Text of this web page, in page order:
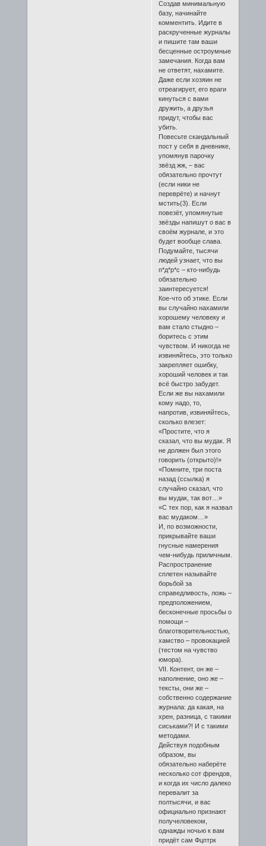
Создав минимальную
базу, начинайте
комментить. Идите в
раскрученные журналы
и пишите там ваши
бесценные остроумные
замечания. Когда вам
не ответят, нахамите.
Даже если хозяин не
отреагирует, его враги
кинуться с вами
дружить, а друзья
придут, чтобы вас
убить.
Повесьте скандальный
пост у себя в дневнике,
упомянув парочку
звёзд жж, – вас
обязательно прочтут
(если ники не
переврёте) и начнут
мстить(3). Если
повезёт, упомянутые
звёзды напишут о вас в
своём журнале, и это
будет вообще слава.
Подумайте, тысячи
людей узнает, что вы
п*д*р*с – кто-нибудь
обязательно
заинтересуется!
Кое-что об этике. Если
вы случайно нахамили
хорошему человеку и
вам стало стыдно –
боритесь с этим
чувством. И никогда не
извиняйтесь, это только
закрепляет ошибку,
хороший человек и так
всё быстро забудет.
Если же вы нахамили
кому надо, то,
напротив, извиняйтесь,
сколько влезет:
«Простите, что я
сказал, что вы мудак. Я
не должен был этого
говорить (открыто)!»
«Помните, три поста
назад (ссылка) я
случайно сказал, что
вы мудак, так вот…»
«С тех пор, как я назвал
вас мудаком…»
И, по возможности,
прикрывайте ваши
гнусные намерения
чем-нибудь приличным.
Распространение
сплетен называйте
борьбой за
справедливость, ложь –
предположением,
бесконечные просьбы о
помощи –
благотворительностью,
хамство – провокацией
(тестом на чувство
юмора).
VII. Контент, он же –
наполнение, оно же –
тексты, они же –
собственно содержание
журнала: да какая, на
хрен, разница, с такими
сиськами?! И с такими
методами.
Действуя подобным
образом, вы
обязательно наберёте
несколько сот френдов,
и когда их число далеко
перевалит за
полтысячи, и вас
официально признают
получеловеком,
однажды ночью к вам
придёт сам Фцптрк